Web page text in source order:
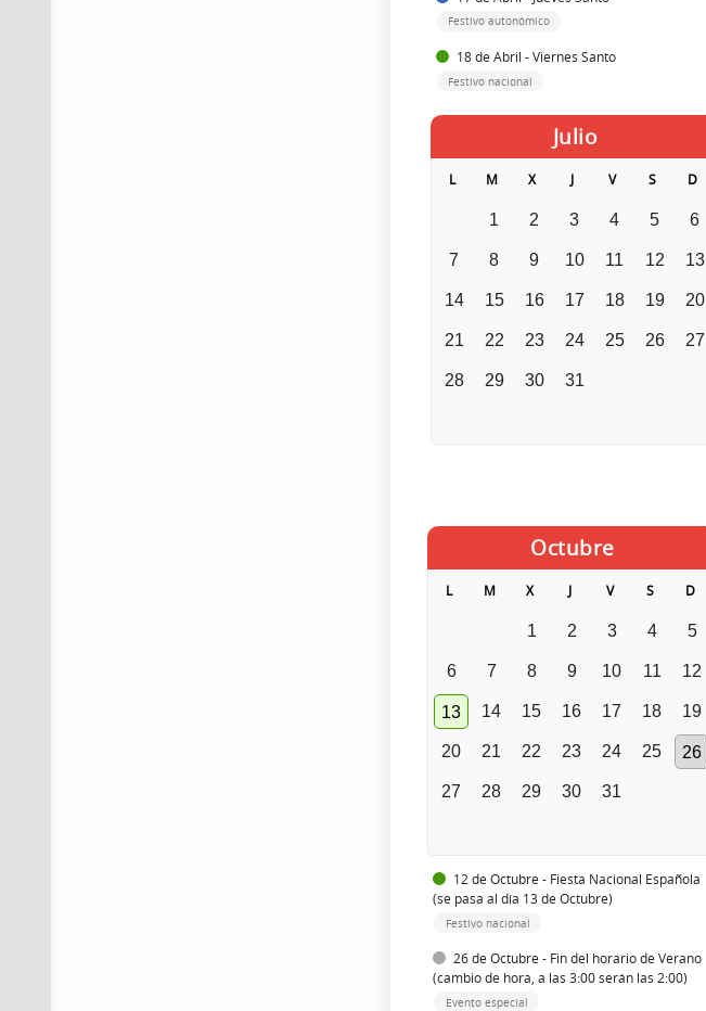
Festivo autonómico
18 de Abril - Viernes Santo
Festivo nacional
Julio
L M X J V S D
1 2 3 4 5 6
7 8 9 10 11 12 13
14 15 16 17 18 19 20
21 22 23 24 25 26 27
28 29 30 31
Octubre
L M X J V S D
1 2 3 4 5
6 7 8 9 10 11 12
13 14 15 16 17 18 19
20 21 22 23 24 25 26
27 28 29 30 31
12 de Octubre - Fiesta Nacional Española
(se pasa al día 13 de Octubre)
Festivo nacional
26 de Octubre - Fin del horario de Verano
(cambio de hora, a las 3:00 serán las 2:00)
Evento especial